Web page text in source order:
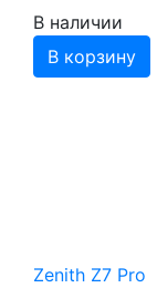
В наличии
В корзину
Zenith Z7 Pro